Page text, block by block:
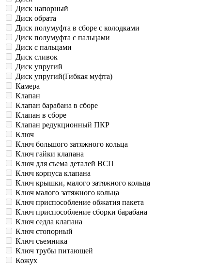
Диск напорный
Диск обрата
Диск полумуфта в сборе с колодками
Диск полумуфта с пальцами
Диск с пальцами
Диск сливок
Диск упругий
Диск упругий(Гибкая муфта)
Камера
Клапан
Клапан барабана в сборе
Клапан в сборе
Клапан редукционный ПКР
Ключ
Ключ большого затяжного кольца
Ключ гайки клапана
Ключ для съема деталей ВСП
Ключ корпуса клапана
Ключ крышки, малого затяжного кольца
Ключ малого затяжного кольца
Ключ приспособление обжатия пакета
Ключ приспособление сборки барабана
Ключ седла клапана
Ключ стопорный
Ключ съемника
Ключ трубы питающей
Кожух